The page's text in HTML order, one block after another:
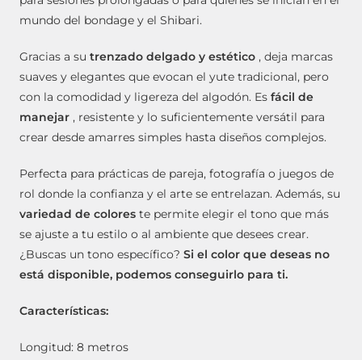
mundo del bondage y el Shibari.
Gracias a su trenzado delgado y estético , deja marcas
suaves y elegantes que evocan el yute tradicional, pero
con la comodidad y ligereza del algodón. Es fácil de
manejar , resistente y lo suficientemente versátil para
crear desde amarres simples hasta diseños complejos.
Perfecta para prácticas de pareja, fotografía o juegos de
rol donde la confianza y el arte se entrelazan. Además, su
variedad de colores te permite elegir el tono que más
se ajuste a tu estilo o al ambiente que desees crear.
¿Buscas un tono específico? Si el color que deseas no
está disponible, podemos conseguirlo para ti.
Características:
Longitud: 8 metros